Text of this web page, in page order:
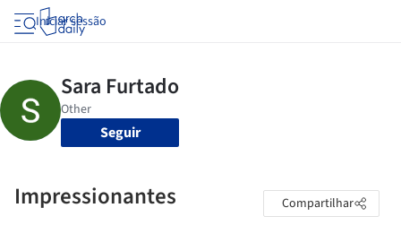
Iniciar sessão
Seguir
Impressionantes Compartilhar